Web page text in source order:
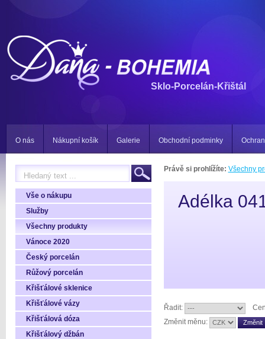
Sklo-Porcelán-Křištál
O nás Nákupní košík Galerie Obchodní podminky
Vše o nákupu
Služby
Všechny produkty
Vánoce 2020
Český porcelán
Růžový porcelán
Křišťálové sklenice
Křišťálové vázy
Křišťálová dóza
Křišťálový džbán
Právě si prohlížíte: Všechny
Adélka
Řadit:
Změnit měnu: